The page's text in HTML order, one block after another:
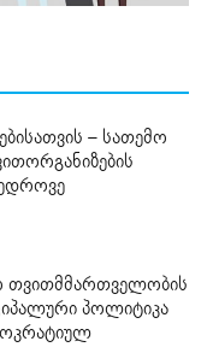
– სათემო
თვითმმართველობის
პოლიტიკა